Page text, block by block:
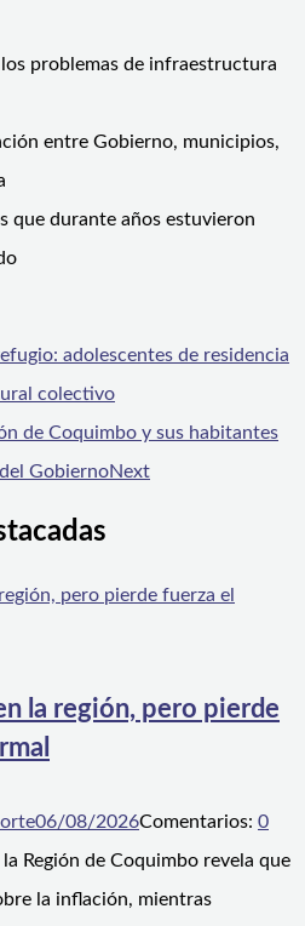
problemas de infraestructura
entre Gobierno, municipios,
que durante años estuvieron
adolescentes de residencia
colectivo
de Coquimbo y sus habitantes
GobiernoNext
la región, pero pierde
06/08/2026Comentarios: 0
Región de Coquimbo revela que
la inflación, mientras